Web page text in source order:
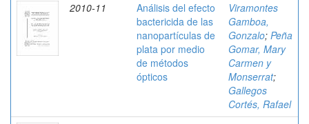
2010-11
Análisis del efecto
bactericida de las
nanopartículas de
plata por medio
de métodos
ópticos
Viramontes
Gamboa,
Gonzalo; Peña
Gomar, Mary
Carmen y
Monserrat;
Gallegos
Cortés, Rafael